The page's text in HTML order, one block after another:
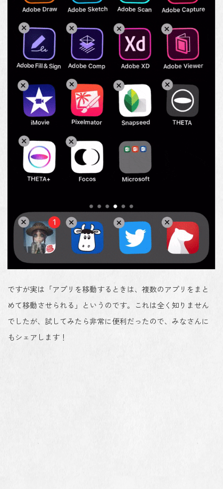
ですが実は「アプリを移動するときは、複数のアプリをまと
めて移動させられる」というのです。これは全く知りません
でしたが、試してみたら非常に便利だったので、みなさんに
もシェアします！